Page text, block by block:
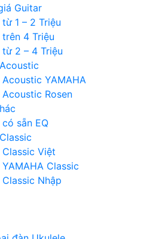
Guitar
1 – 2 Triệu
trên 4 Triệu
từ 2 – 4 Triệu
Acoustic YAMAHA
Acoustic Rosen
sẵn EQ
Classic Việt
Classic
Nhập